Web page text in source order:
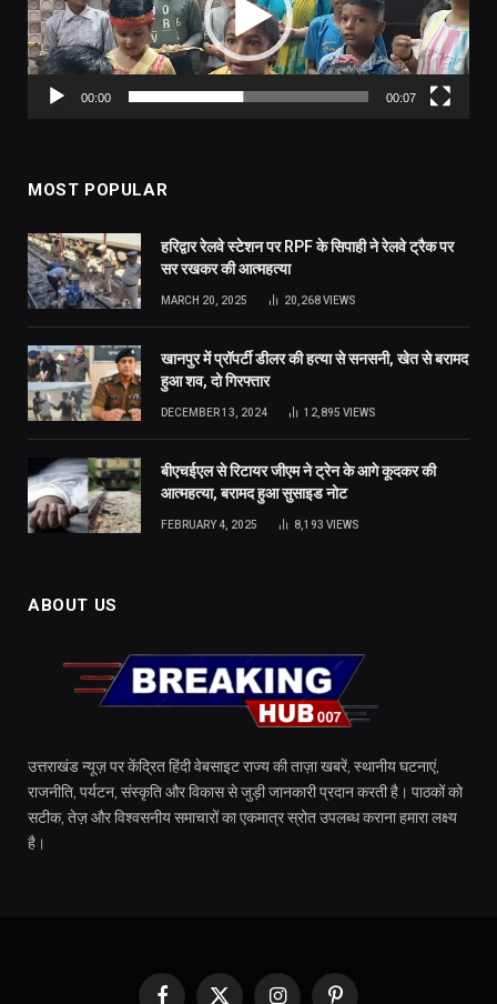
00:00 00:07
MOST POPULAR
हरिद्वार रेलवे स्टेशन पर RPF के सिपाही ने रेलवे ट्रैक पर
सर रखकर की आत्महत्या
MARCH 20, 2025 20,268VIEWS
खानपुर में प्रॉपर्टी डीलर की हत्या से सनसनी, खेत से बरामद
हुआ शव, दो गिरफ्तार
DECEMBER 13, 2024 12,895 VIEWS
बीएचईएल से रिटायर जीएम ने ट्रेन के आगे कूदकर की
आत्महत्या, बरामद हुआ सुसाइड नोट
FEBRUARY 4, 2025 8,193 VIEWS
ABOUT US
उत्तराखंड न्यूज़ पर केंद्रित हिंदी वेबसाइट राज्य की ताज़ा खबरें, स्थानीय घटनाएं,
राजनीति, पर्यटन, संस्कृति और विकास से जुड़ी जानकारी प्रदान करती है। पाठकों को
सटीक, तेज़ और विश्वसनीय समाचारों का एकमात्र स्रोत उपलब्ध कराना हमारा लक्ष्य
है।